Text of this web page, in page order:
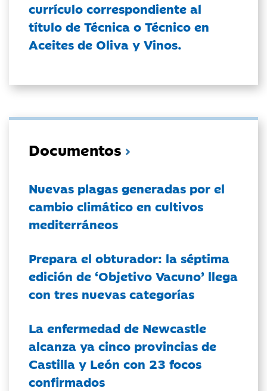
currículo correspondiente al
título de Técnica o Técnico en
Aceites de Oliva y Vinos.
Documentos
Nuevas plagas generadas por el
cambio climático en cultivos
mediterráneos
Prepara el obturador: la séptima
edición de ‘Objetivo Vacuno’ llega
con tres nuevas categorías
La enfermedad de Newcastle
alcanza ya cinco provincias de
Castilla y León con 23 focos
confirmados